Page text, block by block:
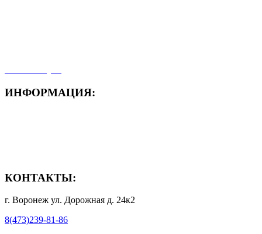
ИНФОРМАЦИЯ:
КОНТАКТЫ:
г. Воронеж ул. Дорожная д. 24к2
8(473)239-81-86